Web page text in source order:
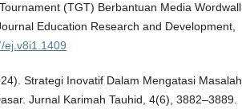
(TGT) Berbantuan Media Wordwall
Education Research and Development,
ej.v8i1.1409
Strategi Inovatif Dalam Mengatasi Masalah
Jurnal Karimah Tauhid, 4(6), 3882–3889.